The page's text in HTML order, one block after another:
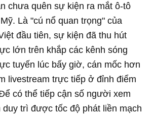
chưa quên sự kiện ra mắt ô-tô
Là "cú nổ quan trọng" của
đầu tiên, sự kiện đã thu hút
lớn trên khắp các kênh sóng
tuyến lúc bấy giờ, cán mốc hơn
livestream trực tiếp ở đỉnh điểm
có thể tiếp cận số người xem
duy trì được tốc độ phát liền mạch